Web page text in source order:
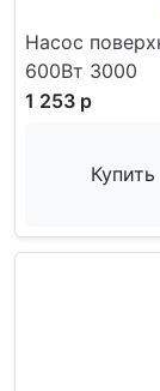
Насос
600Вт 3000
1 253 р
Купить